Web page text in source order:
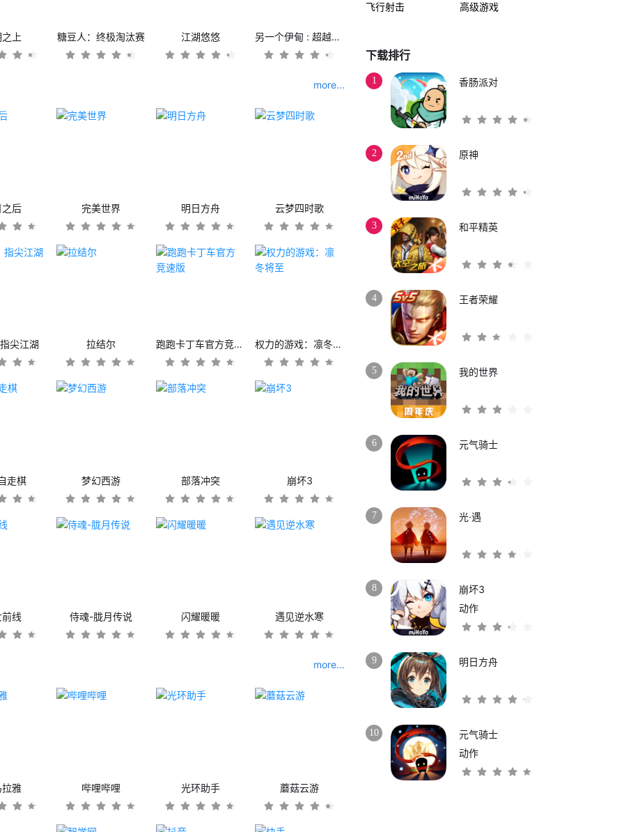
上 糖豆人：终极淘汰赛 江湖悠悠 另一个伊甸 : 超越时空的猫
more...
后 完美世界 明日方舟 云梦四时歌
尖江湖 拉结尔 跑跑卡丁车官方竞速版 权力的游戏：凛冬将至
走棋 梦幻西游 部落冲突 崩坏3
线 侍魂-胧月传说 闪耀暖暖 遇见逆水寒
more...
雅 哔哩哔哩 光环助手 蘑菇云游
飞行射击
高级游戏
下载排行
1 香肠派对
2 原神
3 和平精英
4 王者荣耀
5 我的世界
6 元气骑士
7 光·遇
8
崩坏3
动作
9 明日方舟
10
元气骑士
动作